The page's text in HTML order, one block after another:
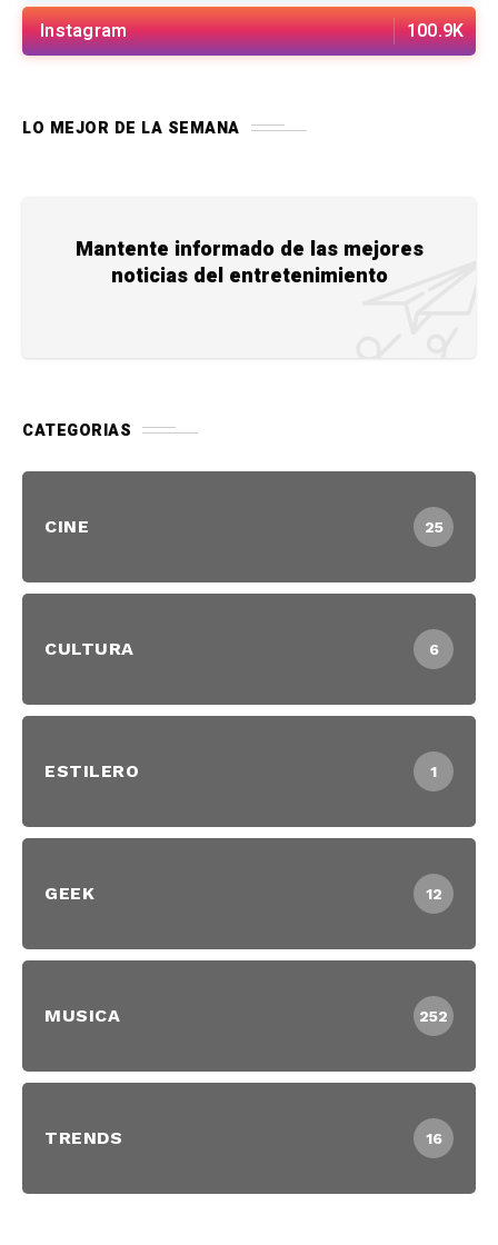
Instagram 100.9K
LO MEJOR DE LA SEMANA
Mantente informado de las mejores
noticias del entretenimiento
CATEGORIAS
CINE 25
CULTURA 6
ESTILERO 1
GEEK 12
MUSICA 252
TRENDS 16